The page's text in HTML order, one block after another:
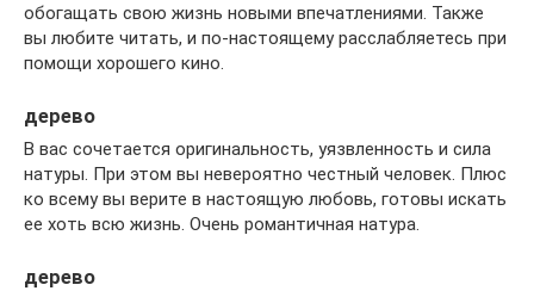
обогащать свою жизнь новыми впечатлениями. Также
вы любите читать, и по-настоящему расслабляетесь при
помощи хорошего кино.
дерево
В вас сочетается оригинальность, уязвленность и сила
натуры. При этом вы невероятно честный человек. Плюс
ко всему вы верите в настоящую любовь, готовы искать
ее хоть всю жизнь. Очень романтичная натура.
дерево